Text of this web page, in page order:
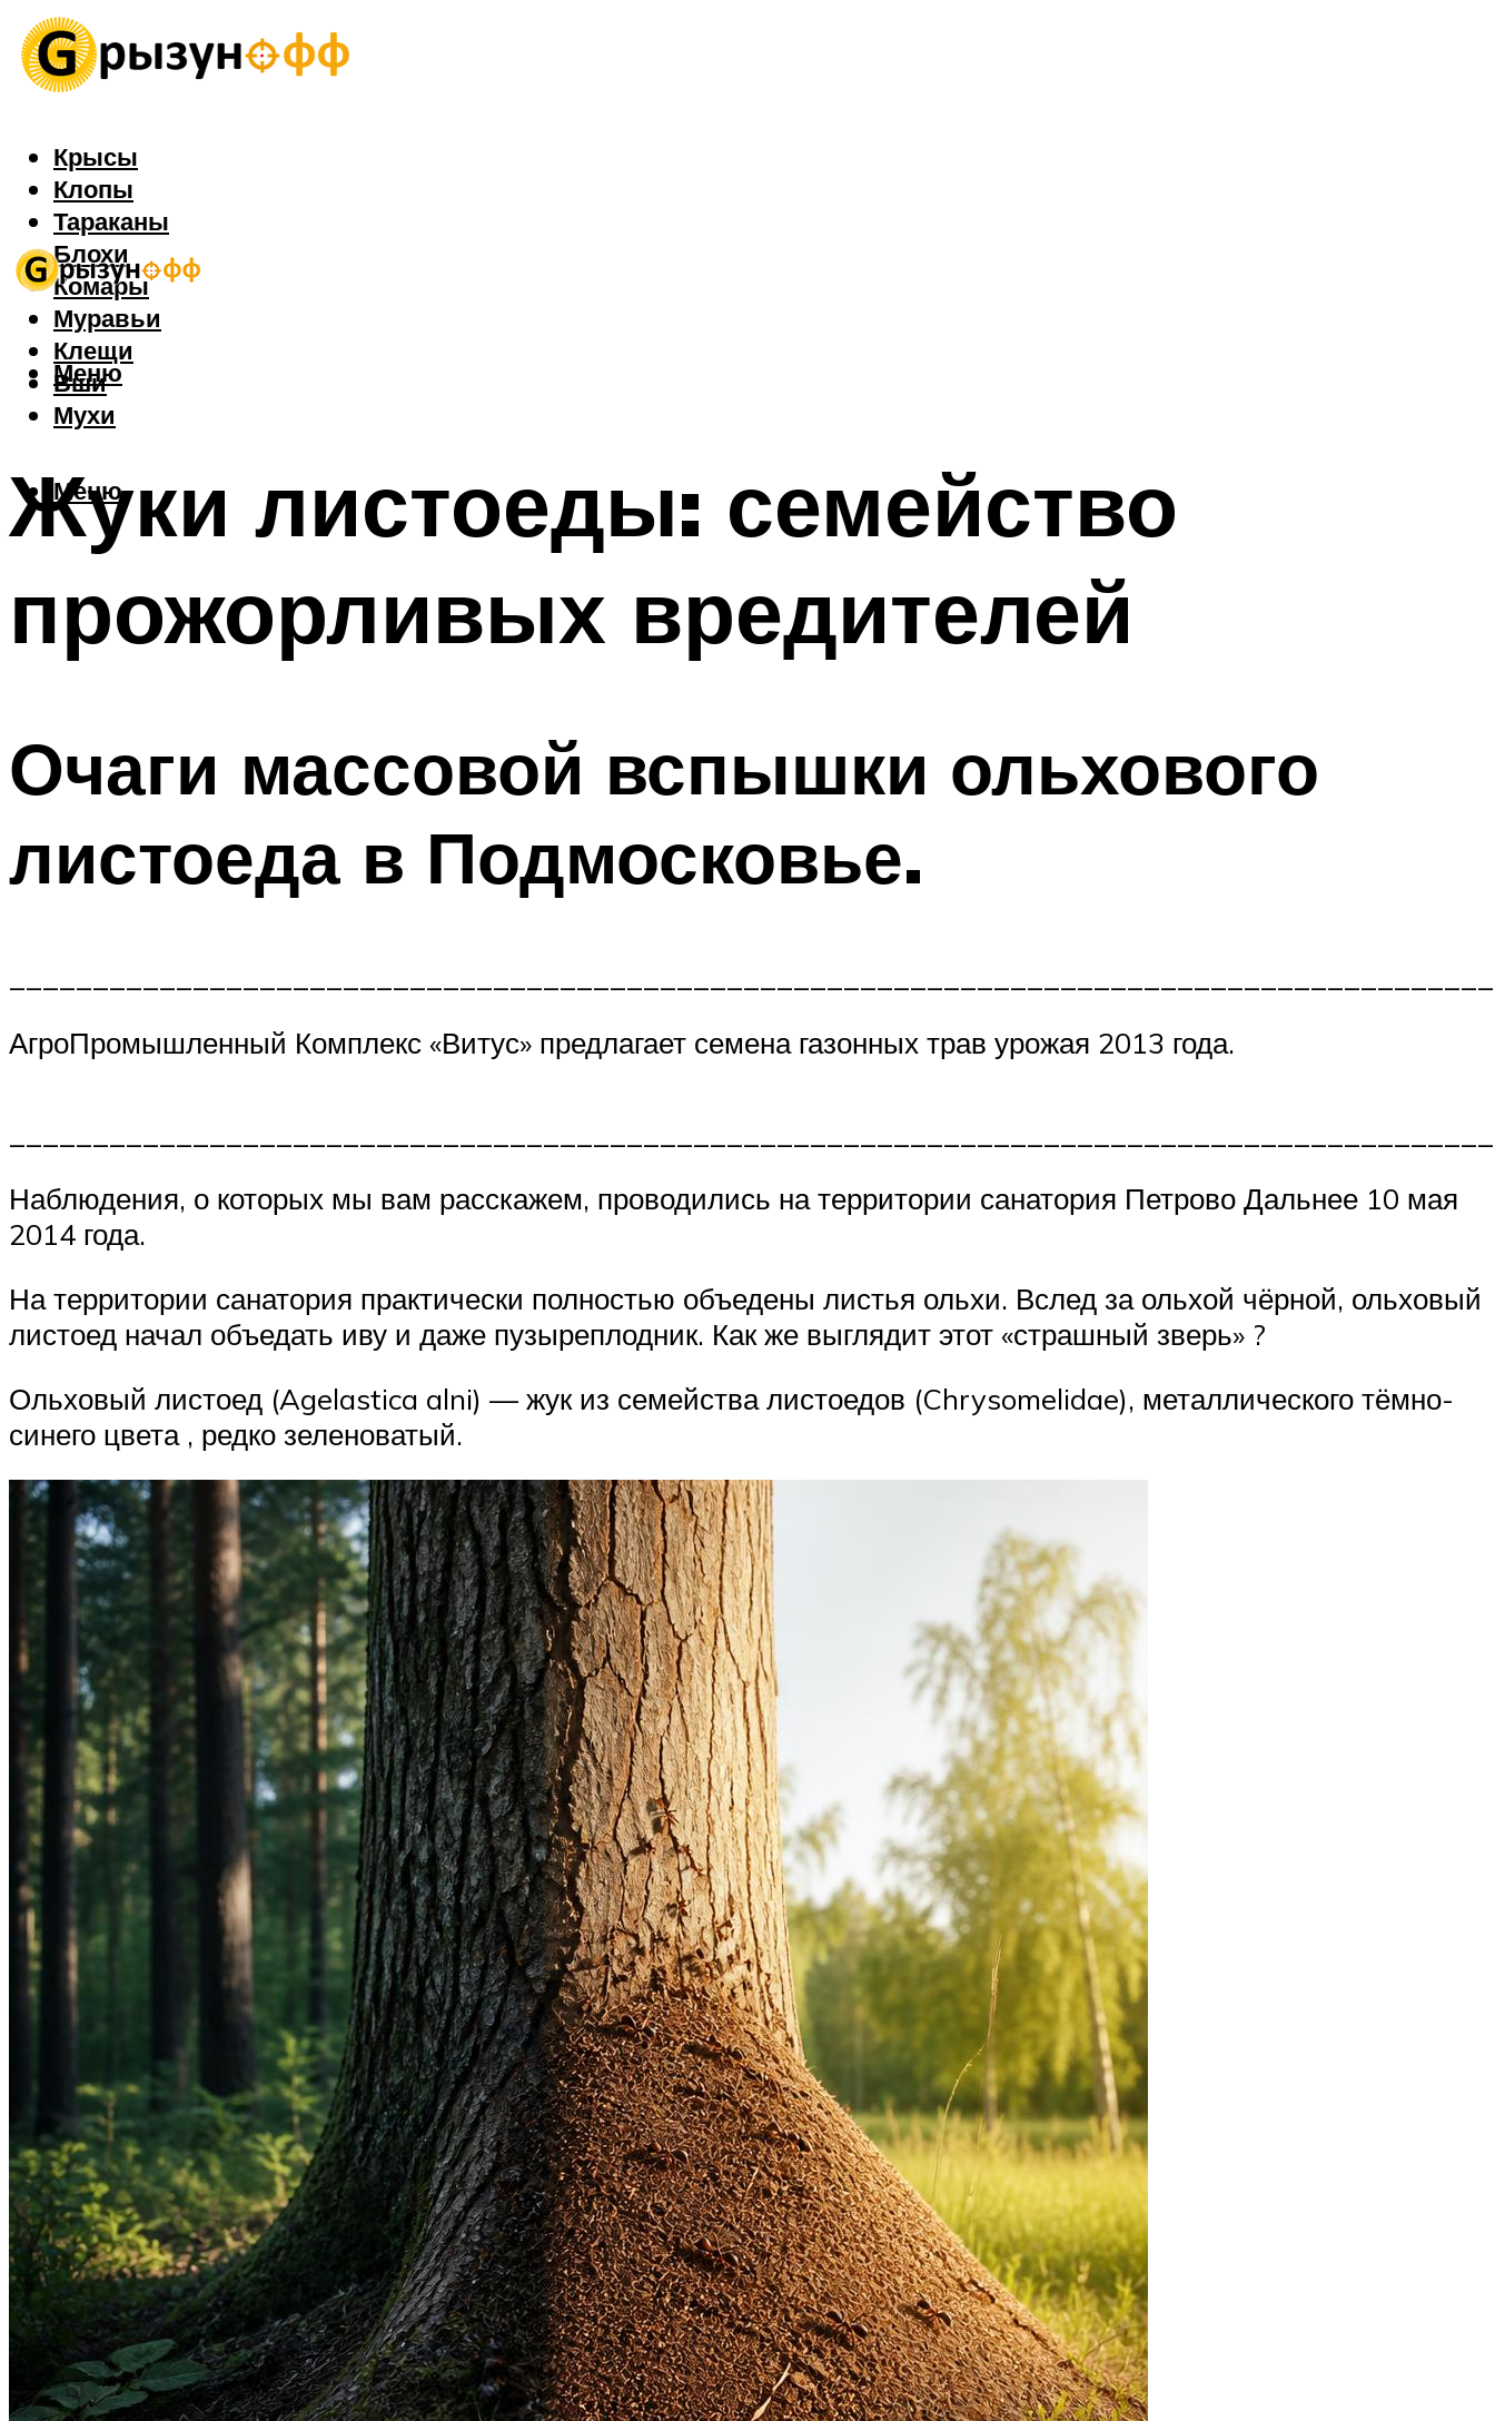
Крысы
Клопы
Тараканы
Блохи
Комары
Муравьи
Клещи
Вши
Мухи
Меню
Меню
Жуки листоеды: семейство
прожорливых вредителей
Очаги массовой вспышки ольхового
листоеда в Подмосковье.
АгроПромышленный Комплекс «Витус» предлагает семена газонных трав урожая 2013 года.
Наблюдения, о которых мы вам расскажем, проводились на территории санатория Петрово Дальнее 10 мая
2014 года.
На территории санатория практически полностью объедены листья ольхи. Вслед за ольхой чёрной, ольховый
листоед начал объедать иву и даже пузыреплодник. Как же выглядит этот «страшный зверь» ?
Ольховый листоед (Agelastica alni) — жук из семейства листоедов (Chrysomelidae), металлического тёмно-
синего цвета , редко зеленоватый.